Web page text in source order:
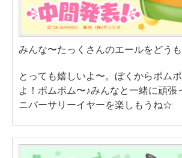
みんな〜たっくさんのエールをどうも
とっても嬉しいよ〜。ぼくからポム
よ！ポムポム〜♪みんなと一緒に頑張
ニバーサリーイヤーを楽しもうね☆